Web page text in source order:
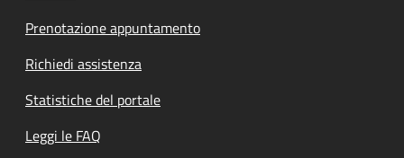
Prenotazione appuntamento
Richiedi assistenza
Statistiche del portale
Leggi le FAQ